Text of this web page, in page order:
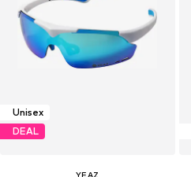
Unisex
DEAL
YEAZ